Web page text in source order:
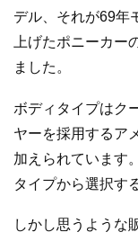
デル、それが69年
上げたポニーカ
ました。
ボディタイプはク
ヤーを採用するア
加えられています
タイプから選択す
しかし思うような